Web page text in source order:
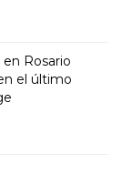
Rosario
el último